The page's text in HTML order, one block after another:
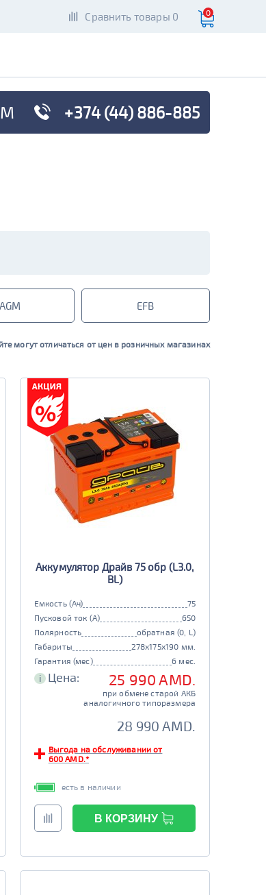
Сравнить товары 0 0
+374 (44) 886-885
AGM EFB
могут отличаться от цен в розничных магазинах
Аккумулятор Драйв 75 обр (L3.0,
BL)
Емкость (Ач)
75
Пусковой ток (А)
650
Полярность
обратная (0, L)
Габариты
278x175x190 мм.
Гарантия (мес)
6 мес.
i Цена: 25 990 AMD.
при обмене старой АКБ
аналогичного типоразмера
28 990 AMD.
Выгода на обслуживании от
600 AMD.*
есть в наличии
В КОРЗИНУ